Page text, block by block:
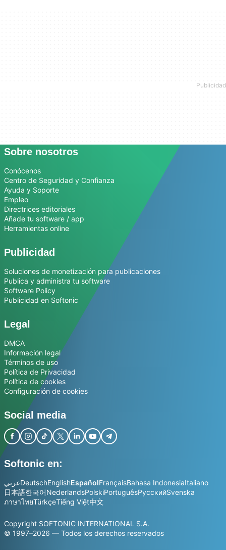
Sobre nosotros
Conócenos
Centro de Seguridad y Confianza
Ayuda y Soporte
Empleo
Directrices editoriales
Añade tu software / app
Herramientas online
Publicidad
Soluciones de monetización para publicaciones
Publica y administra tu software
Software Policy
Publicidad en Softonic
Legal
DMCA
Información legal
Términos de uso
Política de Privacidad
Política de cookies
Configuración de cookies
Social media
Softonic en:
عربيDeutschEnglishEspañolFrançaisBahasa IndonesiaItaliano
日本語한국어NederlandsPolskiPortuguêsРусскийSvenska
ภาษาไทยTürkçeTiếng Việt中文
Copyright SOFTONIC INTERNATIONAL S.A.
© 1997–2026 — Todos los derechos reservados